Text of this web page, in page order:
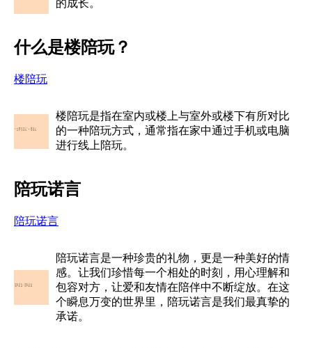
的成长。
什么是楼陪玩？
楼陪玩
楼陪玩是指在室内或楼上与室外或楼下有所对比
的一种陪玩方式，通常指在家中通过手机或电脑
进行线上陪玩。
陪玩诺言
陪玩诺言
陪玩诺言是一种珍贵的礼物，更是一种美好的情
感。让我们珍惜每一个相处的时刻，用心理解和
包容对方，让爱和友情在陪伴中不断绽放。在这
个瞬息万变的世界里，陪玩诺言是我们最真挚的
承诺。